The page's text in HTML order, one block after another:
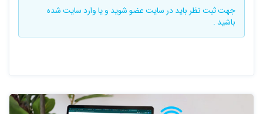
جهت ثبت نظر باید در سایتعضو شوید و یاوارد سایتشده
باشید .